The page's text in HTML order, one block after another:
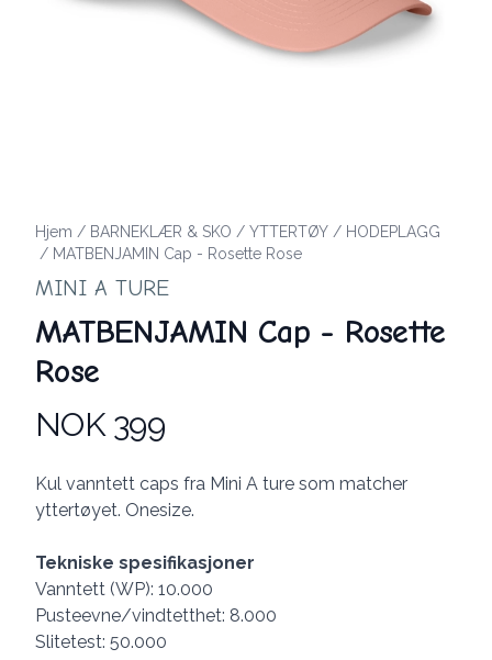
Hjem / BARNEKLÆR & SKO / YTTERTØY / HODEPLAGG
/ MATBENJAMIN Cap - Rosette Rose
MINI A TURE
MATBENJAMIN Cap - Rosette
Rose
Produktdetaljer
NOK 399
Description
Kul vanntett caps fra Mini A ture som matcher
yttertøyet. Onesize.
Tekniske spesifikasjoner
Vanntett (WP): 10.000
Pusteevne/vindtetthet: 8.000
Slitetest: 50.000